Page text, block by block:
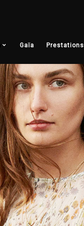
Gaïa Prestations